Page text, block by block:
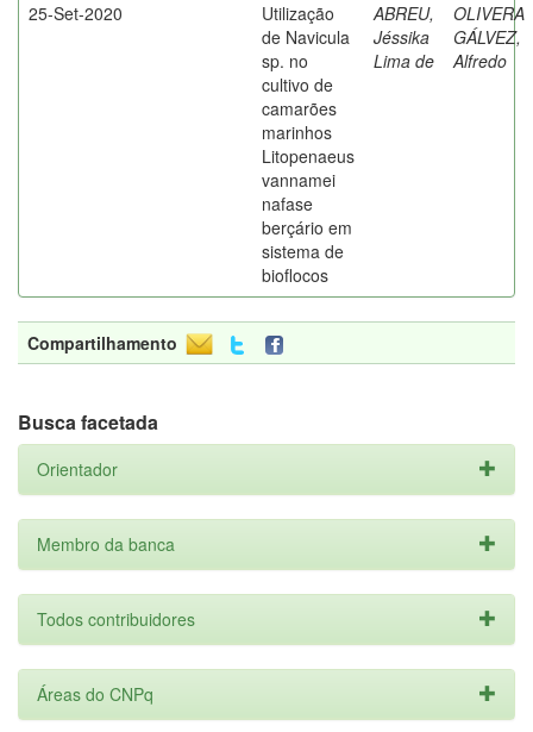
25-Set-2020
Utilização
de Navicula
sp. no
cultivo de
camarões
marinhos
Litopenaeus
vannamei
nafase
berçário em
sistema de
bioflocos
ABREU,
Jéssika
Lima de
OLIVERA
GÁLVEZ,
Alfredo
Compartilhamento
Busca facetada
Orientador
Membro da banca
Todos contribuidores
Áreas do CNPq